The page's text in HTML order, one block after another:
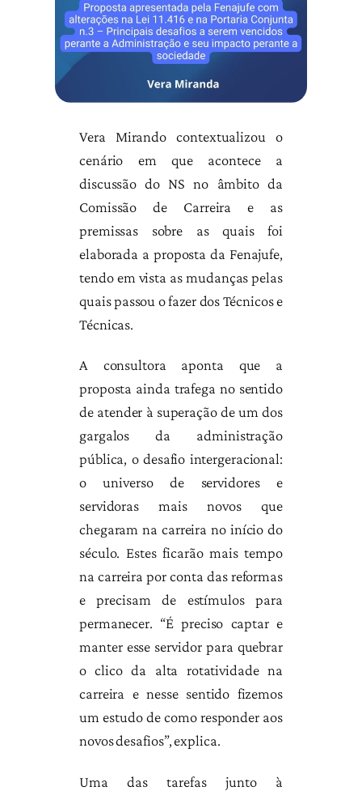
Vera Mirando contextualizou o
cenário em que acontece a
discussão do NS no âmbito da
Comissão de Carreira e as
premissas sobre as quais foi
elaborada a proposta da Fenajufe,
tendo em vista as mudanças pelas
quais passou o fazer dos Técnicos e
Técnicas.
A consultora aponta que a
proposta ainda trafega no sentido
de atender à superação de um dos
gargalos da administração
pública, o desafio intergeracional:
o universo de servidores e
servidoras mais novos que
chegaram na carreira no início do
século. Estes ficarão mais tempo
na carreira por conta das reformas
e precisam de estímulos para
permanecer. “É preciso captar e
manter esse servidor para quebrar
o clico da alta rotatividade na
carreira e nesse sentido fizemos
um estudo de como responder aos
novos desafios”, explica.
Uma das tarefas junto à